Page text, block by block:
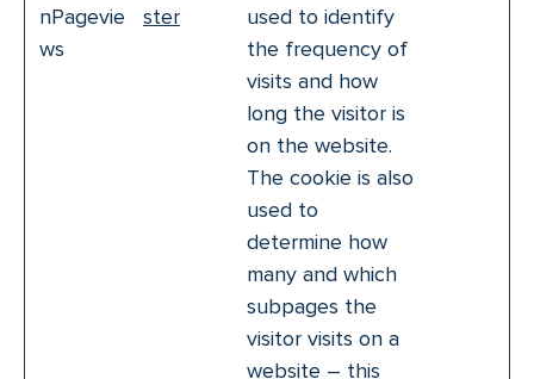
nPagevie
ws
ster
used to identify
the frequency of
visits and how
long the visitor is
on the website.
The cookie is also
used to
determine how
many and which
subpages the
visitor visits on a
website – this